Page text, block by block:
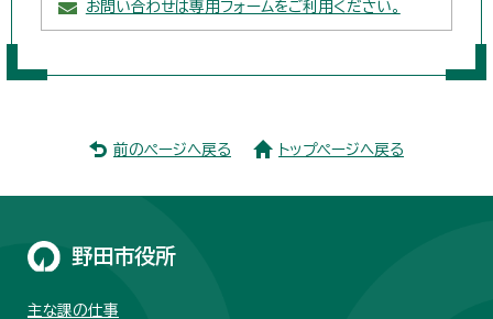
お問い合わせは専用フォームをご利用ください。
前のページへ戻る トップページへ戻る
野田市役所
主な課の仕事